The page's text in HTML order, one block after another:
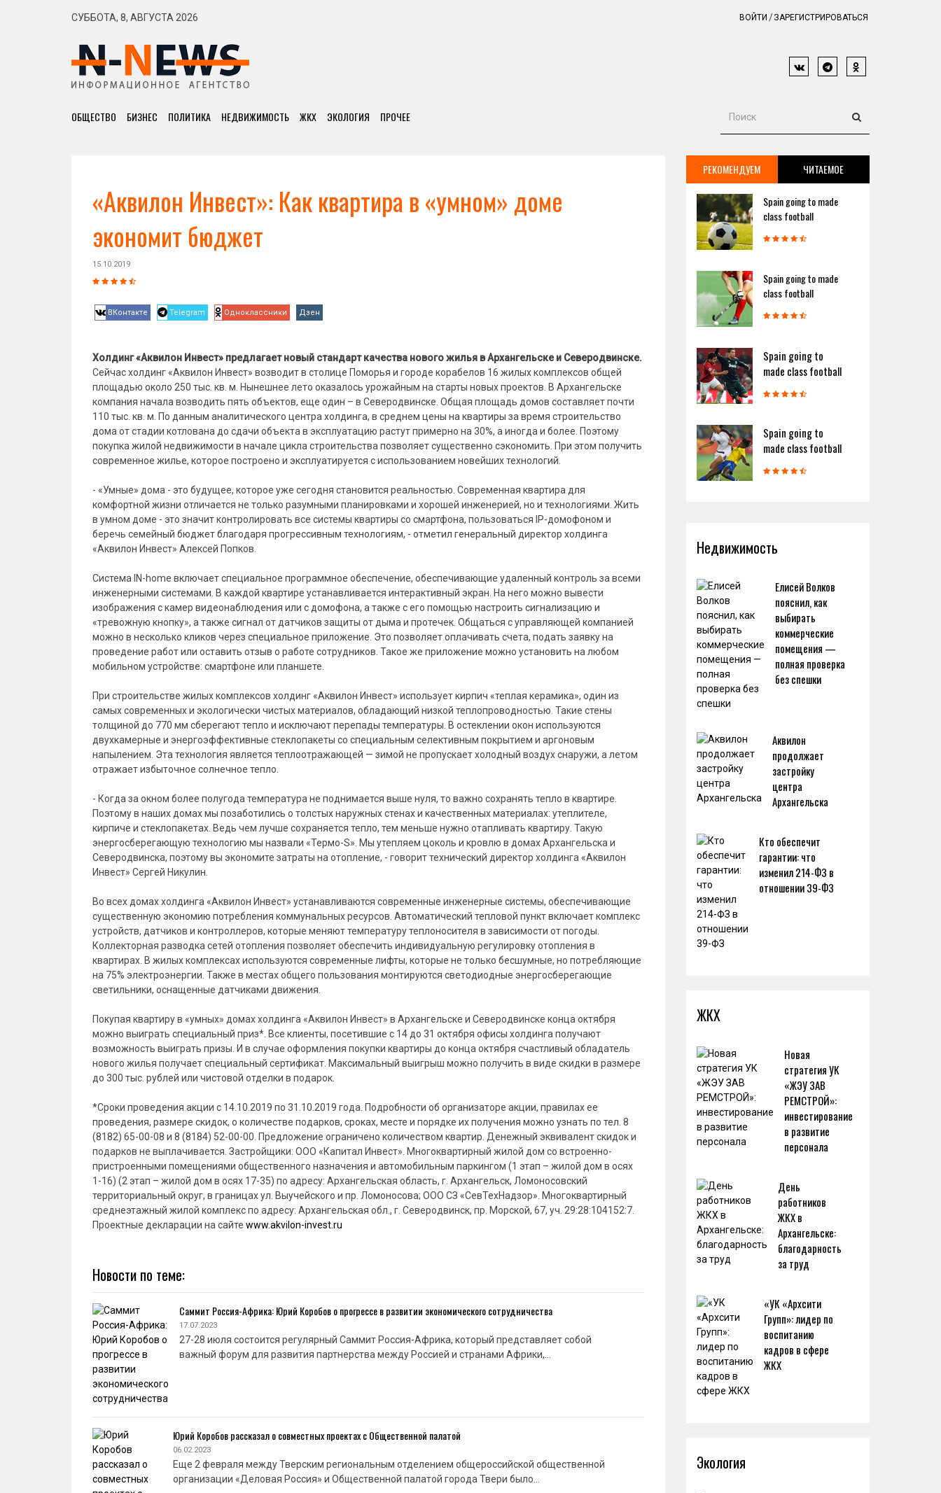
СУББОТА, 8, АВГУСТА 2026 ВОЙТИ ЗАРЕГИСТРИРОВАТЬСЯ
ОБЩЕСТВО БИЗНЕС ПОЛИТИКА НЕДВИЖИМОСТЬ ЖКХ ЭКОЛОГИЯ ПРОЧЕЕ
«Аквилон Инвест»: Как квартира в «умном» доме
экономит бюджет
15.10.2019
ВКонтакте Telegram Одноклассники Дзен
Холдинг «Аквилон Инвест» предлагает новый стандарт качества нового жилья в Архангельске и Северодвинске.
Сейчас холдинг «Аквилон Инвест» возводит в столице Поморья и городе корабелов 16 жилых комплексов общей
площадью около 250 тыс. кв. м. Нынешнее лето оказалось урожайным на старты новых проектов. В Архангельске
компания начала возводить пять объектов, еще один – в Северодвинске. Общая площадь домов составляет почти
110 тыс. кв. м. По данным аналитического центра холдинга, в среднем цены на квартиры за время строительство
дома от стадии котлована до сдачи объекта в эксплуатацию растут примерно на 30%, а иногда и более. Поэтому
покупка жилой недвижимости в начале цикла строительства позволяет существенно сэкономить. При этом получить
современное жилье, которое построено и эксплуатируется с использованием новейших технологий.
- «Умные» дома - это будущее, которое уже сегодня становится реальностью. Современная квартира для
комфортной жизни отличается не только разумными планировками и хорошей инженерией, но и технологиями. Жить
в умном доме - это значит контролировать все системы квартиры со смартфона, пользоваться IP-домофоном и
беречь семейный бюджет благодаря прогрессивным технологиям, - отметил генеральный директор холдинга
«Аквилон Инвест» Алексей Попков.
Система IN-home включает специальное программное обеспечение, обеспечивающие удаленный контроль за всеми
инженерными системами. В каждой квартире устанавливается интерактивный экран. На него можно вывести
изображения с камер видеонаблюдения или с домофона, а также с его помощью настроить сигнализацию и
«тревожную кнопку», а также сигнал от датчиков защиты от дыма и протечек. Общаться с управляющей компанией
можно в несколько кликов через специальное приложение. Это позволяет оплачивать счета, подать заявку на
проведение работ или оставить отзыв о работе сотрудников. Такое же приложение можно установить на любом
мобильном устройстве: смартфоне или планшете.
При строительстве жилых комплексов холдинг «Аквилон Инвест» использует кирпич «теплая керамика», один из
самых современных и экологически чистых материалов, обладающий низкой теплопроводностью. Такие стены
толщиной до 770 мм сберегают тепло и исключают перепады температуры. В остеклении окон используются
двухкамерные и энергоэффективные стеклопакеты со специальным селективным покрытием и аргоновым
напылением. Эта технология является теплоотражающей — зимой не пропускает холодный воздух снаружи, а летом
отражает избыточное солнечное тепло.
- Когда за окном более полугода температура не поднимается выше нуля, то важно сохранять тепло в квартире.
Поэтому в наших домах мы позаботились о толстых наружных стенах и качественных материалах: утеплителе,
кирпиче и стеклопакетах. Ведь чем лучше сохраняется тепло, тем меньше нужно отапливать квартиру. Такую
энергосберегающую технологию мы назвали «Термо-S». Мы утепляем цоколь и кровлю в домах Архангельска и
Северодвинска, поэтому вы экономите затраты на отопление, - говорит технический директор холдинга «Аквилон
Инвест» Сергей Никулин.
Во всех домах холдинга «Аквилон Инвест» устанавливаются современные инженерные системы, обеспечивающие
существенную экономию потребления коммунальных ресурсов. Автоматический тепловой пункт включает комплекс
устройств, датчиков и контроллеров, которые меняют температуру теплоносителя в зависимости от погоды.
Коллекторная разводка сетей отопления позволяет обеспечить индивидуальную регулировку отопления в
квартирах. В жилых комплексах используются современные лифты, которые не только бесшумные, но потребляющие
на 75% электроэнергии. Также в местах общего пользования монтируются светодиодные энергосберегающие
светильники, оснащенные датчиками движения.
Покупая квартиру в «умных» домах холдинга «Аквилон Инвест» в Архангельске и Северодвинске конца октября
можно выиграть специальный приз*. Все клиенты, посетившие с 14 до 31 октября офисы холдинга получают
возможность выиграть призы. И в случае оформления покупки квартиры до конца октября счастливый обладатель
нового жилья получает специальный сертификат. Максимальный выигрыш можно получить в виде скидки в размере
до 300 тыс. рублей или чистовой отделки в подарок.
*Сроки проведения акции с 14.10.2019 по 31.10.2019 года. Подробности об организаторе акции, правилах ее
проведения, размере скидок, о количестве подарков, сроках, месте и порядке их получения можно узнать по тел. 8
(8182) 65-00-08 и 8 (8184) 52-00-00. Предложение ограничено количеством квартир. Денежный эквивалент скидок и
подарков не выплачивается. Застройщики: ООО «Капитал Инвест». Многоквартирный жилой дом со встроенно-
пристроенными помещениями общественного назначения и автомобильным паркингом (1 этап – жилой дом в осях
1-16) (2 этап – жилой дом в осях 17-35) по адресу: Архангельская область, г. Архангельск, Ломоносовский
территориальный округ, в границах ул. Выучейского и пр. Ломоносова; ООО СЗ «СевТехНадзор». Многоквартирный
среднеэтажный жилой комплекс по адресу: Архангельская обл., г. Северодвинск, пр. Морской, 67, уч. 29:28:104152:7.
Проектные декларации на сайте www.akvilon-invest.ru
Новости по теме:
Саммит Россия-Африка: Юрий Коробов о прогрессе в развитии экономического сотрудничества
17.07.2023
27-28 июля состоится регулярный Саммит Россия-Африка, который представляет собой
важный форум для развития партнерства между Россией и странами Африки,…
Юрий Коробов рассказал о совместных проектах с Общественной палатой
06.02.2023
Еще 2 февраля между Тверским региональным отделением общероссийской общественной
организации «Деловая Россия» и Общественной палатой города Твери было…
РЕКОМЕНДУЕМ ЧИТАЕМОЕ
Spain going to made
class football
Spain going to made
class football
Spain going to
made class football
Spain going to
made class football
Недвижимость
Елисей Волков
пояснил, как
выбирать
коммерческие
помещения —
полная проверка
без спешки
Аквилон
продолжает
застройку
центра
Архангельска
Кто обеспечит
гарантии: что
изменил 214-ФЗ в
отношении 39-ФЗ
ЖКХ
Новая
стратегия УК
«ЖЭУ ЗАВ
РЕМСТРОЙ»:
инвестирование
в развитие
персонала
День
работников
ЖКХ в
Архангельске:
благодарность
за труд
«УК «Архсити
Групп»: лидер по
воспитанию
кадров в сфере
ЖКХ
Экология